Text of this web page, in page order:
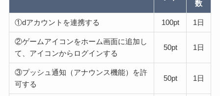
数
①dアカウントを連携する 100pt 1日
②ゲームアイコンをホーム画面に追加し
て、アイコンからログインする
50pt 1日
③プッシュ通知（アナウンス機能）を許
可する
50pt 1日